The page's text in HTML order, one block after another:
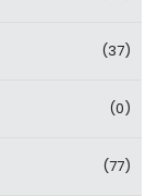
(37)
(0)
(77)